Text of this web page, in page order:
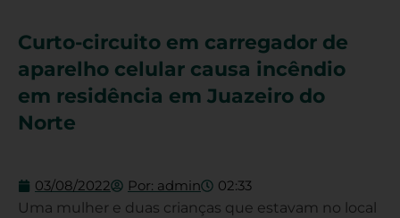
Curto-circuito em carregador de
aparelho celular causa incêndio
em residência em Juazeiro do
Norte
03/08/2022 Por: admin 02:33
Uma mulher e duas crianças que estavam no local